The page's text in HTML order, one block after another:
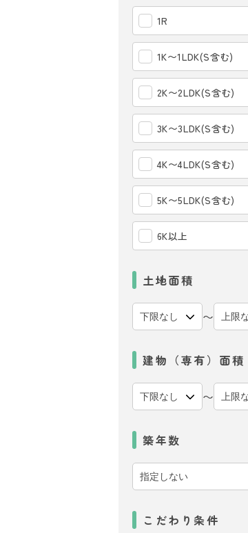
1R
1K〜1LDK(S含む)
2K〜2LDK(S含む)
3K〜3LDK(S含む)
4K〜4LDK(S含む)
5K〜5LDK(S含む)
6K以上
土地面積
〜
建物（専有）面積
〜
築年数
こだわり条件